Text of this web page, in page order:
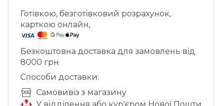
літнього столу, вечері з гостями, фуршетної
подачі або сервування в
середземноморському стилі. Великий
страву одразу на кілька персон, а
кобальтовий орнамент додає столу
характеру без потреби в додатковому
декорі.
Готівкою, безготівковий розрахунок,
карткою онлайн,
Безкоштовна доставка для замовлень від
8000 грн
Способи доставки:
Cамовивіз з магазину